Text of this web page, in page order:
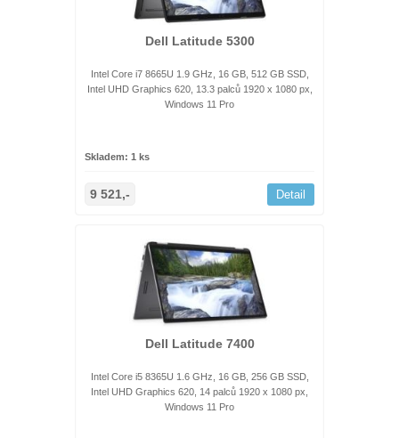
Dell Latitude 5300
Intel Core i7 8665U 1.9 GHz, 16 GB, 512 GB SSD,
Intel UHD Graphics 620, 13.3 palců 1920 x 1080 px,
Windows 11 Pro
Skladem: 1 ks
9 521,- Detail
Dell Latitude 7400
Intel Core i5 8365U 1.6 GHz, 16 GB, 256 GB SSD,
Intel UHD Graphics 620, 14 palců 1920 x 1080 px,
Windows 11 Pro